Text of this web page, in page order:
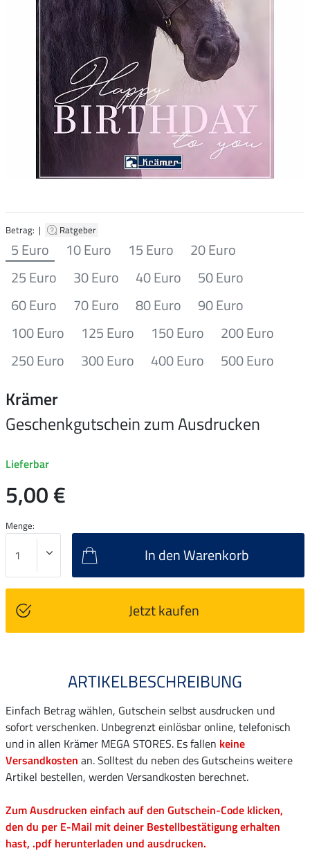
Betrag: | Ratgeber
5 Euro 10 Euro 15 Euro
20 Euro
25 Euro
30 Euro 40 Euro
50 Euro
60 Euro
70 Euro 80 Euro
90 Euro
100 Euro
125 Euro 150 Euro
200 Euro
250 Euro
300 Euro 400 Euro 500 Euro
Krämer
Geschenkgutschein zum Ausdrucken
Lieferbar
5,00 €
Menge:
In den Warenkorb
Jetzt kaufen
ARTIKELBESCHREIBUNG
Einfach Betrag wählen, Gutschein selbst ausdrucken und
sofort verschenken. Unbegrenzt einlösbar online, telefonisch
und in allen Krämer MEGA STORES. Es fallen keine
Versandkosten an. Solltest du neben des Gutscheins weitere
Artikel bestellen, werden Versandkosten berechnet.
Zum Ausdrucken einfach auf den Gutschein-Code klicken,
den du per E-Mail mit deiner Bestellbestätigung erhalten
hast, .pdf herunterladen und ausdrucken.